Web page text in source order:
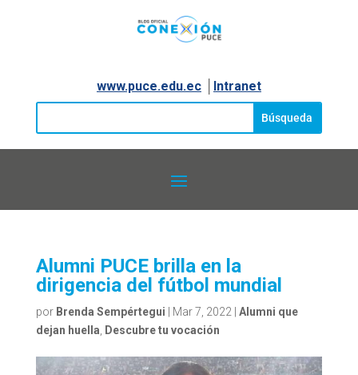
www.puce.edu.ec│ Intranet
Alumni PUCE brilla en la
dirigencia del fútbol mundial
por Brenda Sempértegui Mar 7, 2022| Alumni que
dejan huella, Descubre tu vocación